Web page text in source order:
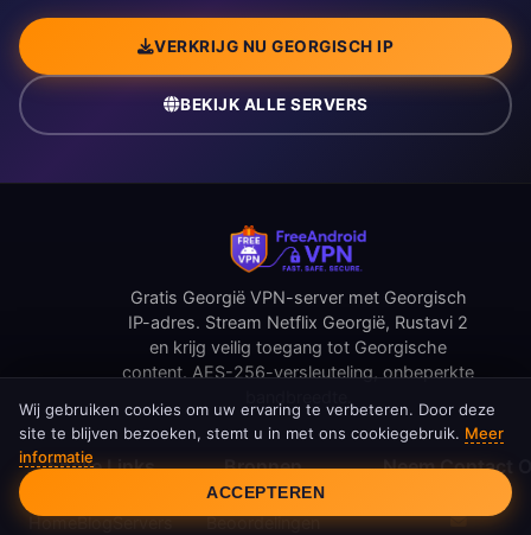
VERKRIJG NU GEORGISCH IP
BEKIJK ALLE SERVERS
Snelle Links
HomeBlogServers
Bronnen
Beoordelingen
Gratis Georgië VPN-server met Georgisch
IP-adres. Stream Netflix Georgië, Rustavi 2
en krijg veilig toegang tot Georgische
content. AES-256-versleuteling, onbeperkte
Neem Contact
Cookietoestemming
Wij gebruiken cookies om uw ervaring te verbeteren. Door deze
site te blijven bezoeken, stemt u in met ons cookiegebruik. Meer
informatie
ACCEPTEREN